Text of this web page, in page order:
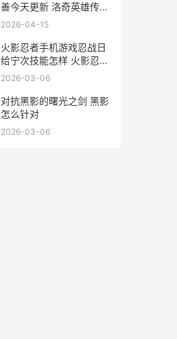
善今天更新 洛奇英雄传反
抗命运
2026-04-15
火影忍者手机游戏忍战日
给宁次技能怎样 火影忍者
手机游戏
2026-03-06
对抗黑影的曙光之剑 黑影
怎么针对
2026-03-06